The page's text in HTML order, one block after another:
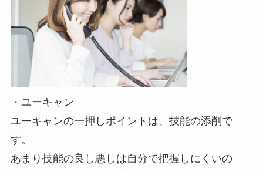
・ユーキャン
ユーキャンの一押しポイントは、技能の添削で
す。
あまり技能の良し悪しは自分で把握しにくいの